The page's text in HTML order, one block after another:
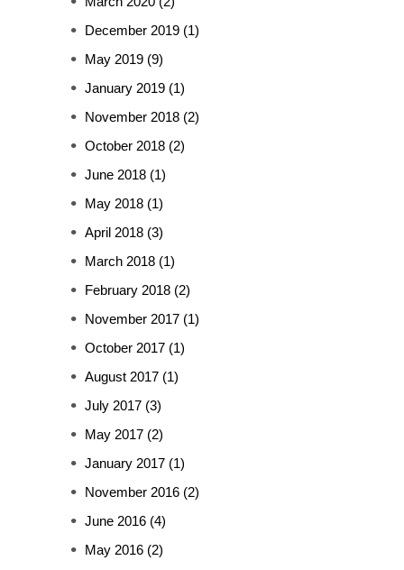
December 2019 (1)
May 2019 (9)
January 2019 (1)
November 2018 (2)
October 2018 (2)
June 2018 (1)
May 2018 (1)
April 2018 (3)
March 2018 (1)
February 2018 (2)
November 2017 (1)
October 2017 (1)
August 2017 (1)
July 2017 (3)
May 2017 (2)
January 2017 (1)
November 2016 (2)
June 2016 (4)
May 2016 (2)